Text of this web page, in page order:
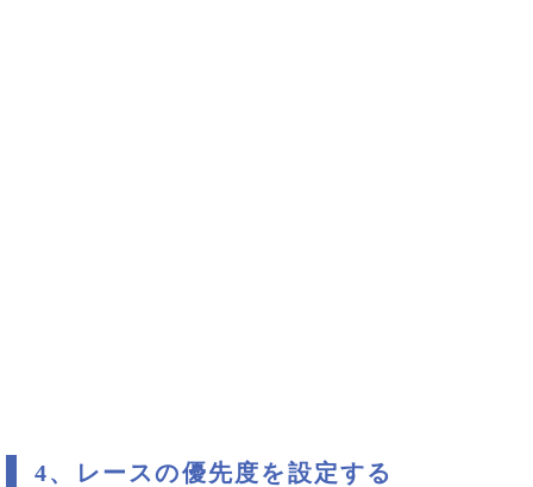
4、レースの優先度を設定する